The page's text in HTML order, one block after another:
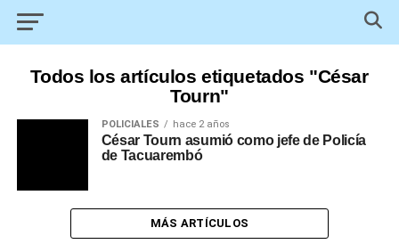
Todos los artículos etiquetados "César
Tourn"
POLICIALES hace 2 años
César Tourn asumió como jefe de Policía
de Tacuarembó
MÁS ARTÍCULOS